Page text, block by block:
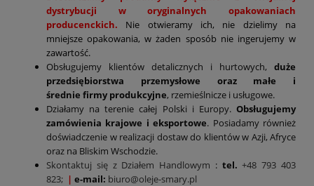
dystrybucji w oryginalnych opakowaniach
producenckich. Nie otwieramy ich, nie dzielimy na
mniejsze opakowania, w żaden sposób nie ingerujemy w
zawartość.
Obsługujemy klientów detalicznych i hurtowych, duże
przedsiębiorstwa przemysłowe oraz małe i
średnie firmy produkcyjne, rzemieślnicze i usługowe.
Działamy na terenie całej Polski i Europy. Obsługujemy
zamówienia krajowe i eksportowe. Posiadamy również
doświadczenie w realizacji dostaw do klientów w Azji, Afryce
oraz na Bliskim Wschodzie.
Skontaktuj się z Działem Handlowym : tel.+48 793 403
823; | e-mail: biuro@oleje-smary.pl